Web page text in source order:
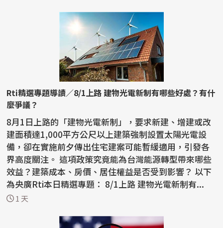
Rti精選專題導讀／8/1上路 建物光電新制有哪些好處？有什
麼爭議？
8月1日上路的「建物光電新制」，要求新建、增建或改
建面積達1,000平方公尺以上建築強制設置太陽光電設
備，卻在實施前夕傳出住宅建案可能暫緩適用，引發各
界高度關注。 這項政策究竟能為台灣能源轉型帶來哪些
效益？建築成本、房價、居住權益是否受到影響？ 以下
為央廣Rti本日精選專題： 8/1上路 建物光電新制有...
1 天